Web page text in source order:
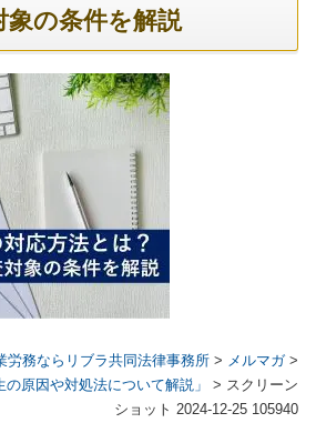
象の条件を解説
労務ならリブラ共同法律事務所 > メルマガ>
の原因や対処法について解説」
> スクリーン
ショット 2024-12-25 105940